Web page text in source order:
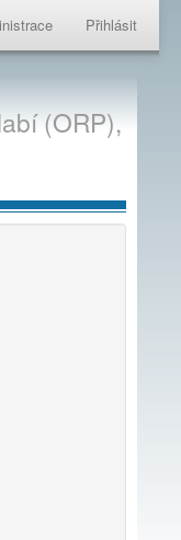
Přihlásit
(ORP),